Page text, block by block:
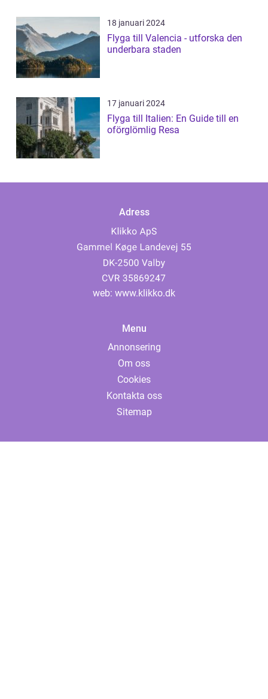
18 januari 2024
Flyga till Valencia - utforska den
underbara staden
17 januari 2024
Flyga till Italien: En Guide till en
oförglömlig Resa
Adress
web: www.klikko.dk
Menu
Annonsering
Om oss
Cookies
Kontakta oss
Sitemap